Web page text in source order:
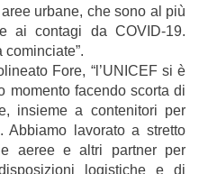
urbane, che sono al più
ai contagi da COVID-19.
Fore, “l’UNICEF si è
momento facendo scorta di
insieme a contenitori per
Abbiamo lavorato a stretto
aeree e altri partner per
logistiche e di